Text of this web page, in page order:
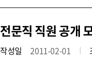
전문직 직원 공개
작성일 2011-02-01